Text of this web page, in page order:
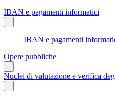
IBAN e pagamenti informatici
IBAN e pagamenti
Opere pubbliche
Nuclei di valutazione e verifica